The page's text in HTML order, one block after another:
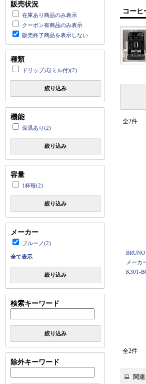
販売状況
在庫あり商品のみ表示
クーポン有商品のみ表示
販売終了商品を表示しない
種類
ドリップ式(ミル付)(2)
絞り込み
機能
保温あり(2)
絞り込み
容量
1杯毎(2)
絞り込み
メーカー
ブルーノ(2)
全て表示
絞り込み
検索キーワード
絞り込み
除外キーワード
コーヒ
全2件
メーカ
K301-
全2件
関